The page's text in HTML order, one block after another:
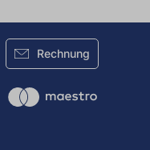
Rechnung